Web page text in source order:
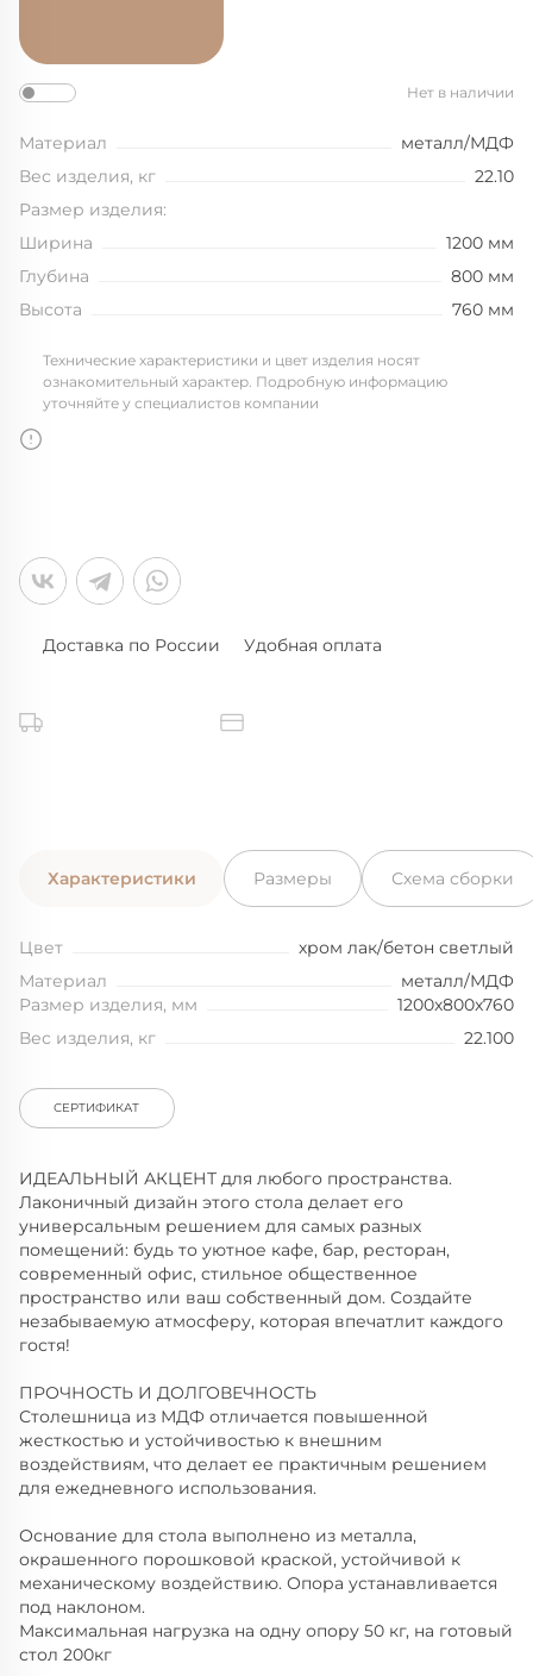
Нет в наличии
Материал
металл/МДФ
Вес изделия, кг
22.10
Размер изделия:
Ширина
1200 мм
Глубина
800 мм
Высота
760 мм
Технические характеристики и цвет изделия носят
ознакомительный характер. Подробную информацию
уточняйте у специалистов компании
Доставка по России Удобная оплата
Характеристики Размеры Схема сборки
Цвет
хром лак/бетон светлый
Материал
металл/МДФ
Размер изделия, мм
1200x800x760
Вес изделия, кг
22.100
СЕРТИФИКАТ
ИДЕАЛЬНЫЙ АКЦЕНТ для любого пространства.
Лаконичный дизайн этого стола делает его
универсальным решением для самых разных
помещений: будь то уютное кафе, бар, ресторан,
современный офис, стильное общественное
пространство или ваш собственный дом. Создайте
незабываемую атмосферу, которая впечатлит каждого
гостя!
ПРОЧНОСТЬ И ДОЛГОВЕЧНОСТЬ
Столешница из МДФ отличается повышенной
жесткостью и устойчивостью к внешним
воздействиям, что делает ее практичным решением
для ежедневного использования.
Основание для стола выполнено из металла,
окрашенного порошковой краской, устойчивой к
механическому воздействию. Опора устанавливается
под наклоном.
Максимальная нагрузка на одну опору 50 кг, на готовый
стол 200кг